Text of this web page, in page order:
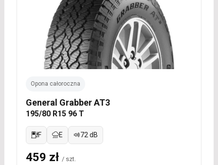
Opona całoroczna
General Grabber AT3
195/80 R15 96 T
F E 72 dB
459 zł / szt.